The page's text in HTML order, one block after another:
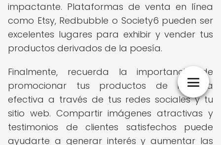
impactante. Plataformas de venta en línea
como Etsy, Redbubble o Society6 pueden ser
excelentes lugares para exhibir y vender tus
productos derivados de la poesía.
Finalmente, recuerda la importancia de
promocionar tus productos de manera
efectiva a través de tus redes sociales y tu
sitio web. Compartir imágenes atractivas y
testimonios de clientes satisfechos puede
ayudarte a generar interés y aumentar las